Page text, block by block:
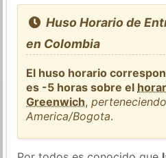
Huso Horario de
en Colombia
El huso horario
es -5 horas sobre el
Greenwich,
America/Bogota.